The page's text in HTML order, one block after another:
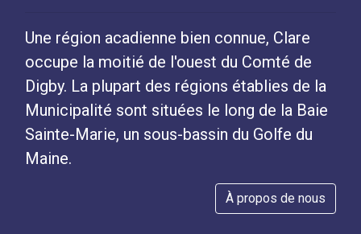
Une région acadienne bien connue, Clare
occupe la moitié de l'ouest du Comté de
Digby. La plupart des régions établies de la
Municipalité sont situées le long de la Baie
Sainte-Marie, un sous-bassin du Golfe du
Maine.
À propos de nous